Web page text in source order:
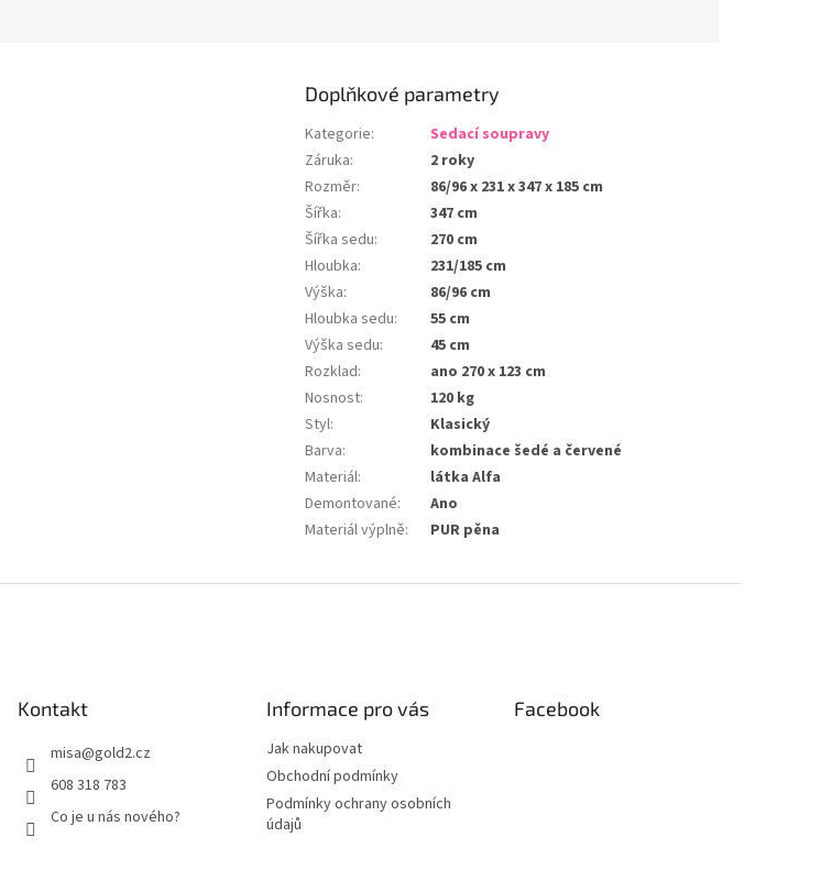
Doplňkové parametry
Kategorie:
Sedací soupravy
Záruka:
2 roky
Rozměr:
86/96 x 231 x 347 x 185 cm
Šířka:
347 cm
Šířka sedu:
270 cm
Hloubka:
231/185 cm
Výška:
86/96 cm
Hloubka sedu:
55 cm
Výška sedu:
45 cm
Rozklad:
ano 270 x 123 cm
Nosnost:
120 kg
Styl:
Klasický
Barva:
kombinace šedé a červené
Materiál:
látka Alfa
Demontované:
Ano
Materiál výplně: PUR pěna
Kontakt
misa@gold2.cz
608 318 783
Co je u nás nového?
Informace pro vás
Jak nakupovat
Obchodní podmínky
Podmínky ochrany osobních
údajů
Facebook